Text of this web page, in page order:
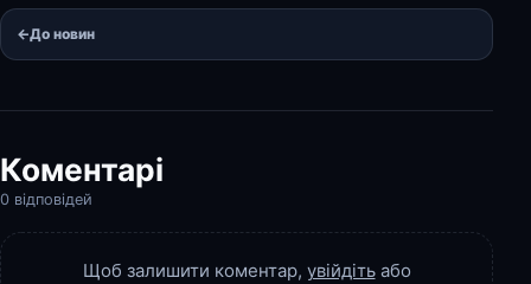
←До новин
Коментарі
0 відповідей
Щоб залишити коментар, увійдітьабо